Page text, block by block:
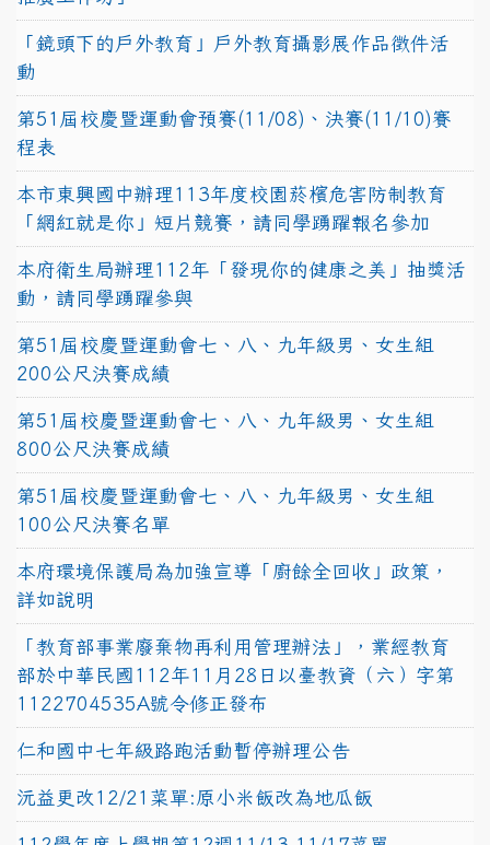
「鏡頭下的戶外教育」戶外教育攝影展作品徵件活
動
第51屆校慶暨運動會預賽(11/08)、決賽(11/10)賽
程表
本市東興國中辦理113年度校園菸檳危害防制教育
「網紅就是你」短片競賽，請同學踴躍報名參加
本府衛生局辦理112年「發現你的健康之美」抽獎活
動，請同學踴躍參與
第51屆校慶暨運動會七、八、九年級男、女生組
200公尺決賽成績
第51屆校慶暨運動會七、八、九年級男、女生組
800公尺決賽成績
第51屆校慶暨運動會七、八、九年級男、女生組
100公尺決賽名單
本府環境保護局為加強宣導「廚餘全回收」政策，
詳如說明
「教育部事業廢棄物再利用管理辦法」，業經教育
部於中華民國112年11月28日以臺教資（六）字第
1122704535A號令修正發布
仁和國中七年級路跑活動暫停辦理公告
沅益更改12/21菜單:原小米飯改為地瓜飯